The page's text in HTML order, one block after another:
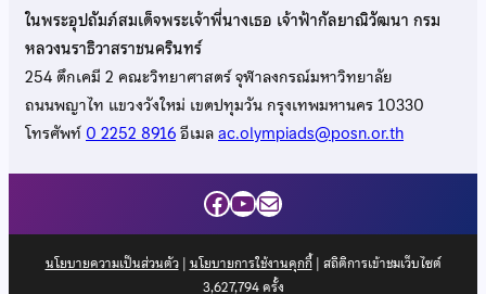
ในพระอุปถัมภ์สมเด็จพระเจ้าพี่นางเธอ เจ้าฟ้ากัลยาณิวัฒนา กรม
หลวงนราธิวาสราชนครินทร์
254 ตึกเคมี 2 คณะวิทยาศาสตร์ จุฬาลงกรณ์มหาวิทยาลัย
ถนนพญาไท แขวงวังใหม่ เขตปทุมวัน กรุงเทพมหานคร 10330
โทรศัพท์0 2252 8916อีเมลac.olympiads@posn.or.th
Facebook
YouTube
Mail
นโยบายความเป็นส่วนตัว| นโยบายการใช้งานคุกกี้| สถิติการเข้าชมเว็บไซต์
3,627,794ครั้ง